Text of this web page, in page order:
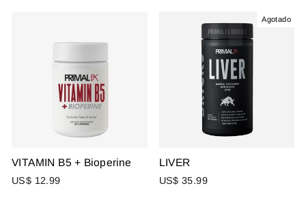
VITAMIN B5 + Bioperine
US$ 12.99
Agotado
LIVER
US$ 35.99